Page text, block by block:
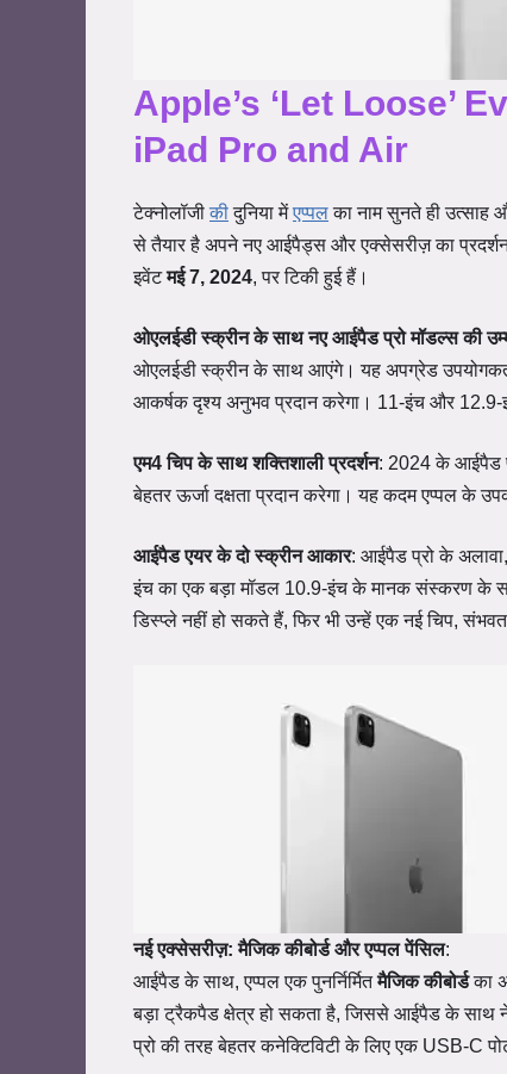
Apple’s ‘Let Loose’
iPad Pro and Air
टेक्नोलॉजीकीदुनिया मेंएप्पलका नाम सुनते ही उत्साह
से तैयार है अपने नए आईपैड्स और एक्सेसरीज़ का
इवेंटमई 7, 2024, पर टिकी हुई हैं।
ओएलईडी स्क्रीन के साथ नए आईपैड प्रो मॉडल्स की
ओएलईडी स्क्रीन के साथ आएंगे। यह अपग्रेड
आकर्षक दृश्य अनुभव प्रदान करेगा। 11-इंच और 12.9-
एम4 चिप के साथ शक्तिशाली प्रदर्शन: 2024 के आईपैड
बेहतर ऊर्जा दक्षता प्रदान करेगा। यह कदम एप्पल के
आईपैड एयर के दो स्क्रीन आकार: आईपैड प्रो के
इंच का एक बड़ा मॉडल 10.9-इंच के मानक संस्करण के
डिस्प्ले नहीं हो सकते हैं, फिर भी उन्हें एक नई चिप,
नई एक्सेसरीज़: मैजिक कीबोर्ड और एप्पल पेंसिल:
आईपैड के साथ, एप्पल एक पुनर्निर्मितमैजिक कीबोर्डका
बड़ा ट्रैकपैड क्षेत्र हो सकता है, जिससे आईपैड के साथ
प्रो की तरह बेहतर कनेक्टिविटी के लिए एक USB-C